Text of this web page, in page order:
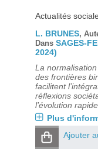
Actualités
L. BRUNES,
Dans SAGES-
2024)
La
des frontières
facilitent
réflexions
l’évolution
Plus
Ajouter